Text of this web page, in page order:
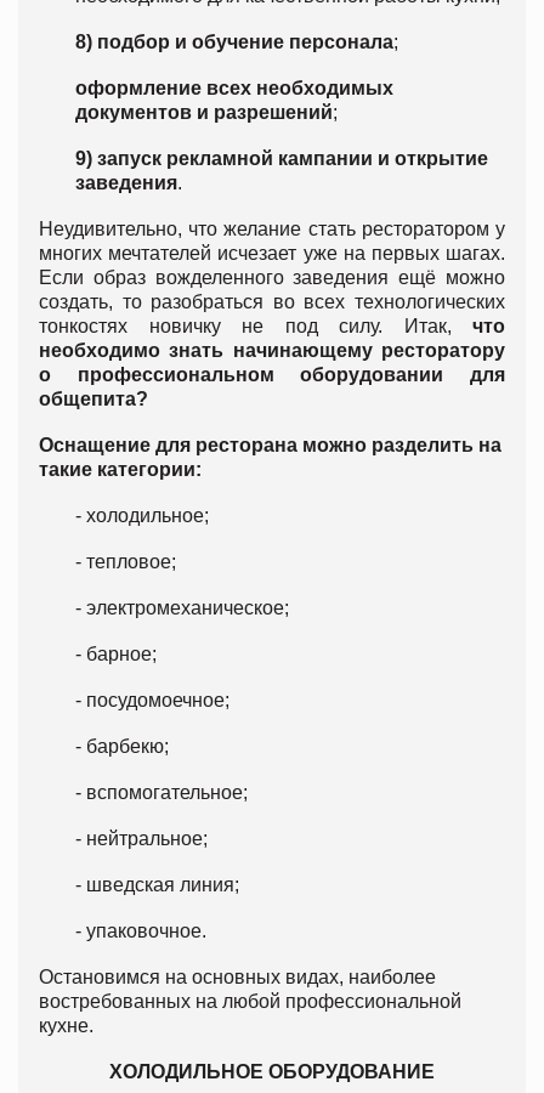
8) подбор и обучение персонала;
оформление всех необходимых
документов и разрешений;
9) запуск рекламной кампании и открытие
заведения.
Неудивительно, что желание стать ресторатором у
многих мечтателей исчезает уже на первых шагах.
Если образ вожделенного заведения ещё можно
создать, то разобраться во всех технологических
тонкостях новичку не под силу. Итак, что
необходимо знать начинающему ресторатору
о профессиональном оборудовании для
общепита?
Оснащение для ресторана можно разделить на
такие категории:
- холодильное;
- тепловое;
- электромеханическое;
- барное;
- посудомоечное;
- барбекю;
- вспомогательное;
- нейтральное;
- шведская линия;
- упаковочное.
Остановимся на основных видах, наиболее
востребованных на любой профессиональной
кухне.
ХОЛОДИЛЬНОЕ ОБОРУДОВАНИЕ